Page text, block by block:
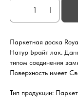
Паркетная доска
Натур Брайт лак.
типом соединения
Поверхность имеет
Тип продукции: